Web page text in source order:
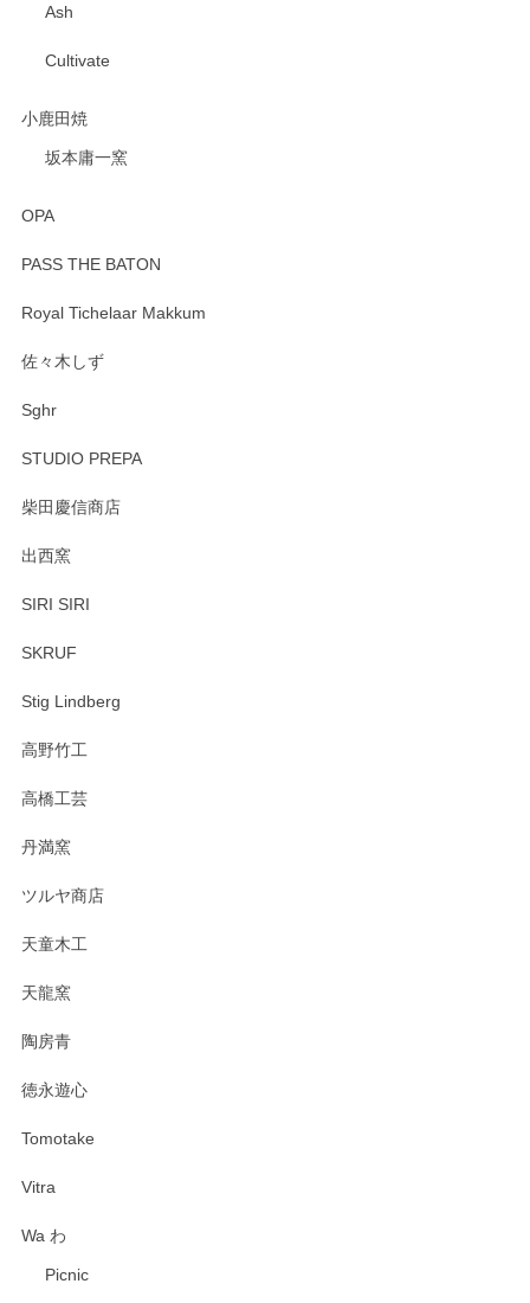
Ash
Cultivate
小鹿田焼
坂本庸一窯
OPA
PASS THE BATON
Royal Tichelaar Makkum
佐々木しず
Sghr
STUDIO PREPA
柴田慶信商店
出西窯
SIRI SIRI
SKRUF
Stig Lindberg
高野竹工
高橋工芸
丹満窯
ツルヤ商店
天童木工
天龍窯
陶房青
徳永遊心
Tomotake
Vitra
Wa わ
Picnic